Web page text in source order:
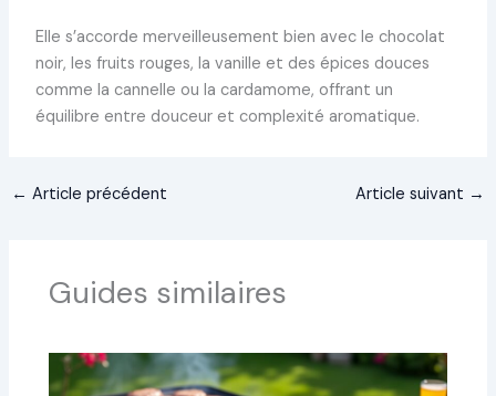
Elle s’accorde merveilleusement bien avec le chocolat
noir, les fruits rouges, la vanille et des épices douces
comme la cannelle ou la cardamome, offrant un
équilibre entre douceur et complexité aromatique.
← Article précédent Article suivant →
Guides similaires